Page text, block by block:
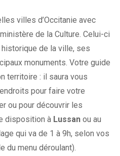
villes d’Occitanie avec
de la Culture. Celui-ci
de la ville, ses
monuments. Votre guide
territoire : il saura vous
pour faire votre
ou pour découvrir les
disposition à Lussan ou au
qui va de 1 à 9h, selon vos
du menu déroulant).